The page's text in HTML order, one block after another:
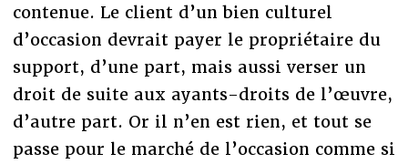
contenue. Le client d’un bien culturel
d’occasion devrait payer le propriétaire du
support, d’une part, mais aussi verser un
droit de suite aux ayants-droits de l’œuvre,
d’autre part. Or il n’en est rien, et tout se
passe pour le marché de l’occasion comme si